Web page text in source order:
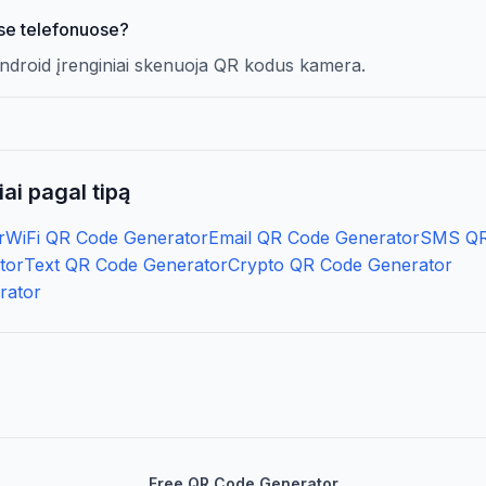
telefonuose?
įrenginiai skenuoja QR kodus kamera.
pagal tipą
WiFi QR Code GeneratorEmail QR Code GeneratorSMS
Text QR Code GeneratorCrypto QR Code Generator